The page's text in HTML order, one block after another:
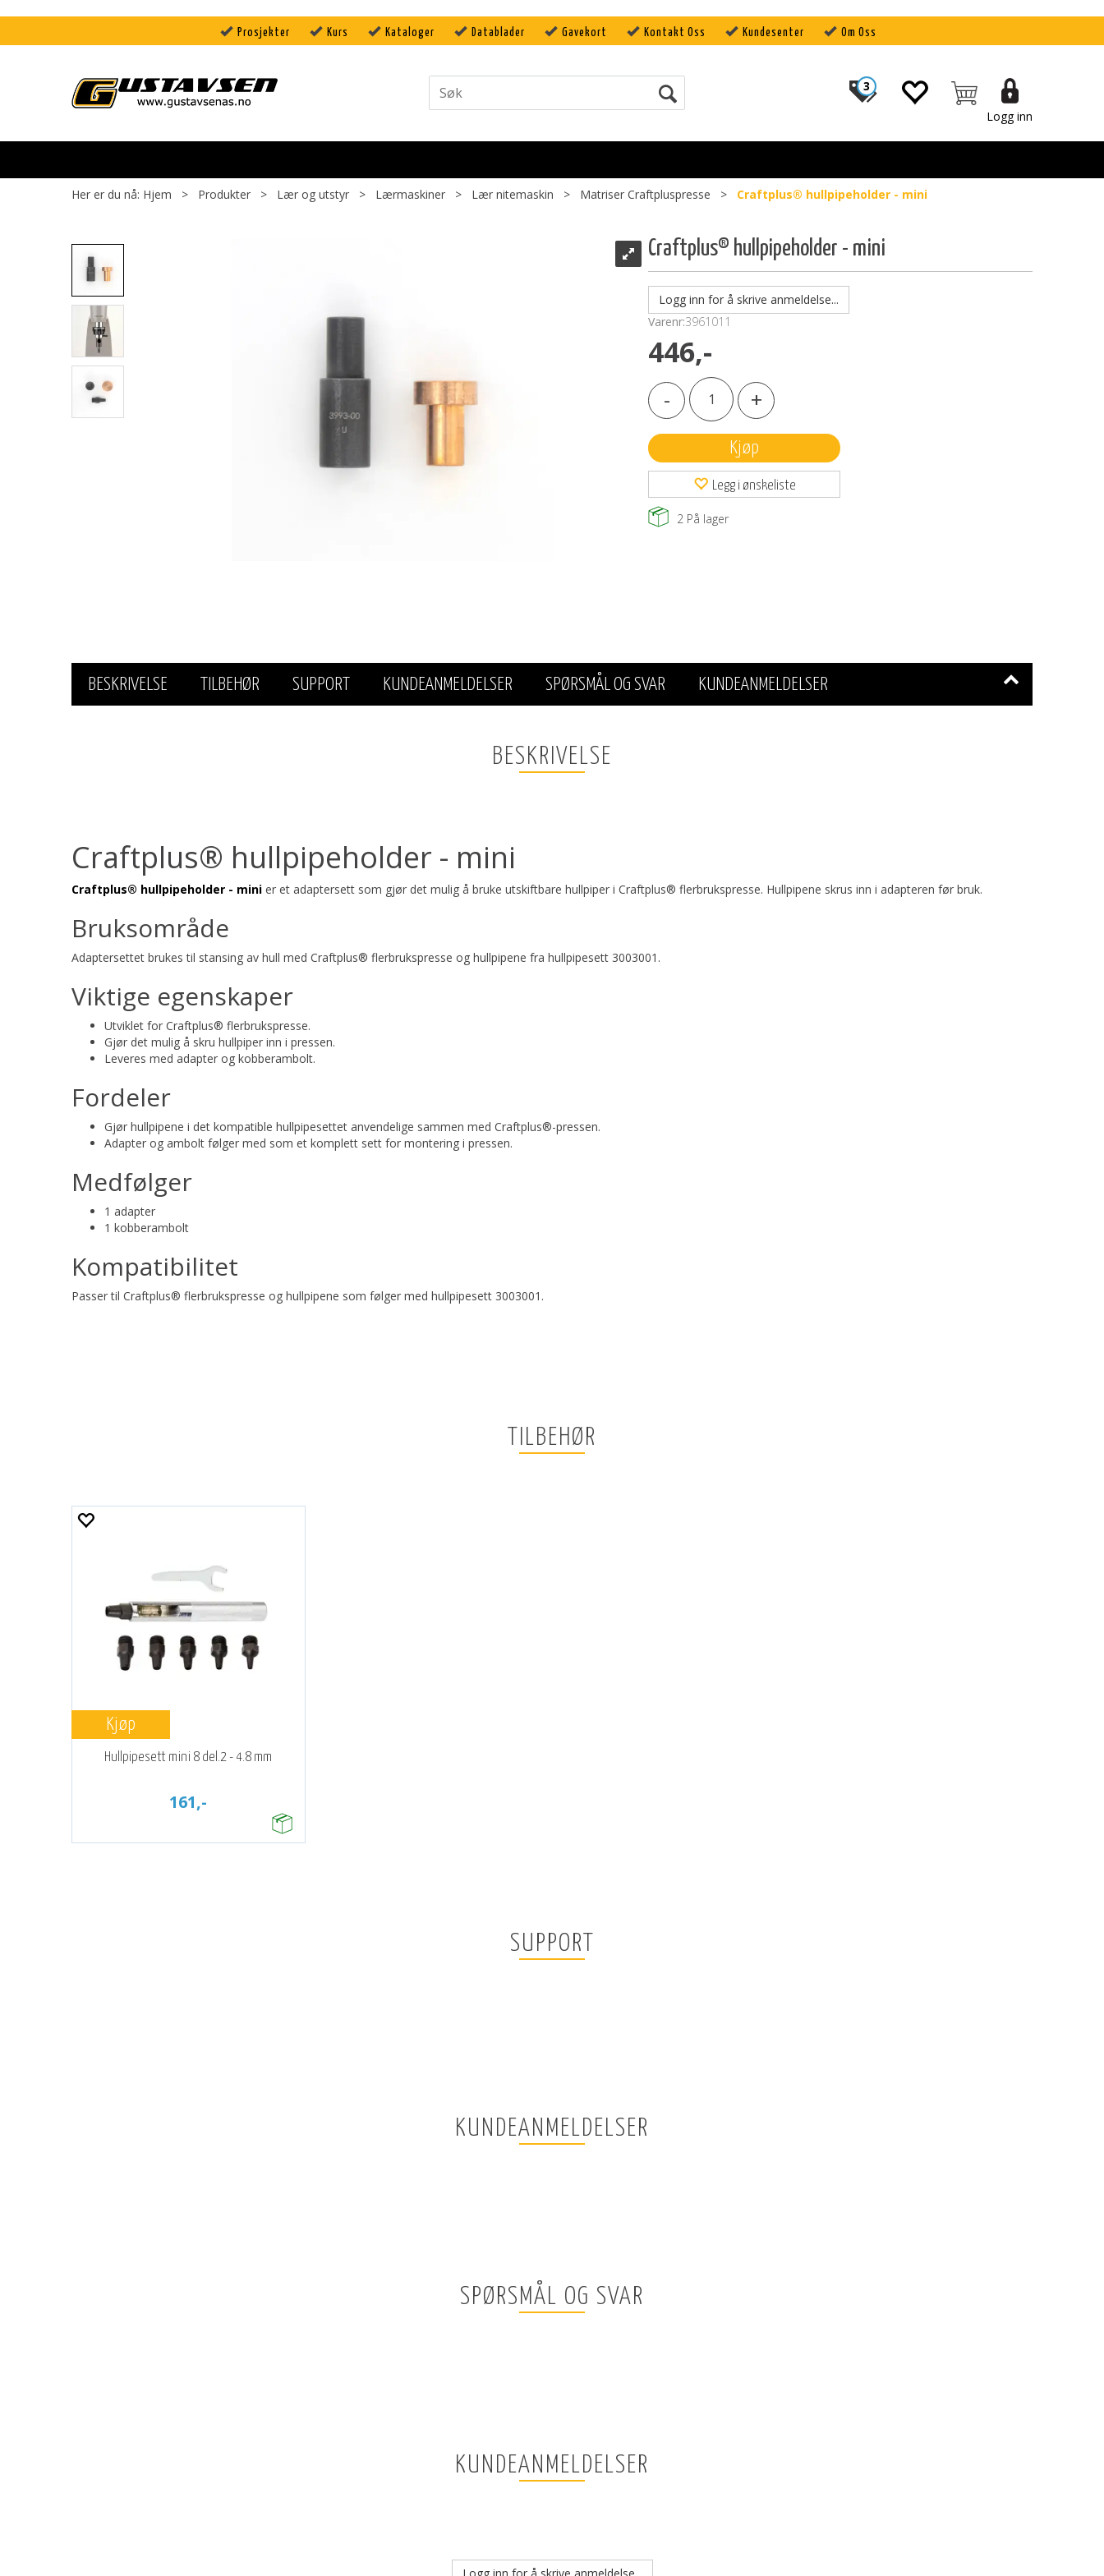
Prosjekter Kurs Kataloger Datablader Gavekort Kontakt Oss Kundesenter Om Oss
Logg inn
3
Her er du nå: Hjem > Produkter > Lær og utstyr > Lærmaskiner > Lær nitemaskin > Matriser Craftpluspresse > Craftplus® hullpipeholder - mini
Craftplus® hullpipeholder - mini
Logg inn for å skrive anmeldelse...
Varenr:3961011
446,-
- +
Kjøp
Legg i ønskeliste
2 På lager
BESKRIVELSE TILBEHØR SUPPORT KUNDEANMELDELSER SPØRSMÅL OG SVAR KUNDEANMELDELSER
BESKRIVELSE
Craftplus® hullpipeholder - mini
Craftplus® hullpipeholder - mini er et adaptersett som gjør det mulig å bruke utskiftbare hullpiper i Craftplus® flerbrukspresse. Hullpipene skrus inn i adapteren før bruk.
Bruksområde
Adaptersettet brukes til stansing av hull med Craftplus® flerbrukspresse og hullpipene fra hullpipesett 3003001.
Viktige egenskaper
Utviklet for Craftplus® flerbrukspresse.
Gjør det mulig å skru hullpiper inn i pressen.
Leveres med adapter og kobberambolt.
Fordeler
Gjør hullpipene i det kompatible hullpipesettet anvendelige sammen med Craftplus®-pressen.
Adapter og ambolt følger med som et komplett sett for montering i pressen.
Medfølger
1 adapter
1 kobberambolt
Kompatibilitet
Passer til Craftplus® flerbrukspresse og hullpipene som følger med hullpipesett 3003001.
TILBEHØR
Kjøp
Hullpipesett mini 8 del.2 - 4.8 mm
161,-
SUPPORT
KUNDEANMELDELSER
SPØRSMÅL OG SVAR
KUNDEANMELDELSER